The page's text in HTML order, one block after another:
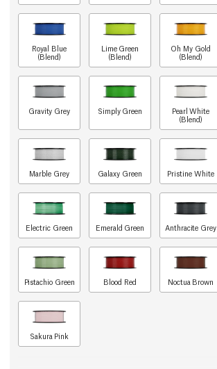
Royal Blue
(Blend)
Lime Green
(Blend)
Oh My Gold
(Blend)
Gravity Grey Simply Green
Pearl White
(Blend)
Marble Grey Galaxy Green Pristine White
Electric Green Emerald Green Anthracite Grey
Pistachio Green Blood Red Noctua Brown
Sakura Pink